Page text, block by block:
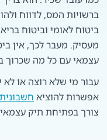
ברשויות המס, לדווח
ביטוח לאומי וביטוח
מעסיק. מעבר לכך, אין
עצמאי עם כל מה שכרוך
עבור מי שלא רוצה או
אפשרות להוציא
צורך בפתיחת תיק